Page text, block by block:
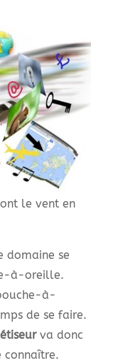
le vent en
domaine se
à-oreille.
à-
de se faire.
va donc
connaître.